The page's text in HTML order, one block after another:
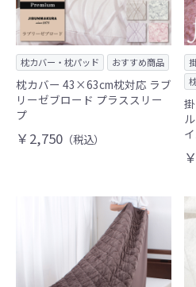
枕カバー・枕パッド おすすめ商品
枕カバー 43×63cm枕対応 ラブ
リーゼブロード プラススリー
プ
￥2,750 （税込）